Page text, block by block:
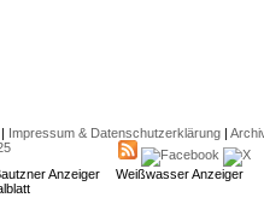
Impressum & Datenschutzerklärung|
Anzeiger
Weißwasser Anzeiger